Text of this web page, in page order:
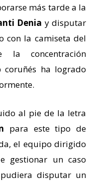
más tarde a la
Denia y disputar
con la camiseta del
la concentración
ha logrado
al pie de la letra
para este tipo de
el equipo dirigido
gestionar un caso
disputar un